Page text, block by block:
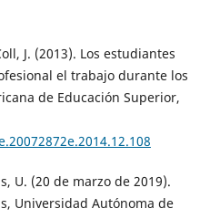
J. (2013). Los estudiantes
el trabajo durante los
de Educación Superior,
U. (20 de marzo de 2019).
Universidad Autónoma de